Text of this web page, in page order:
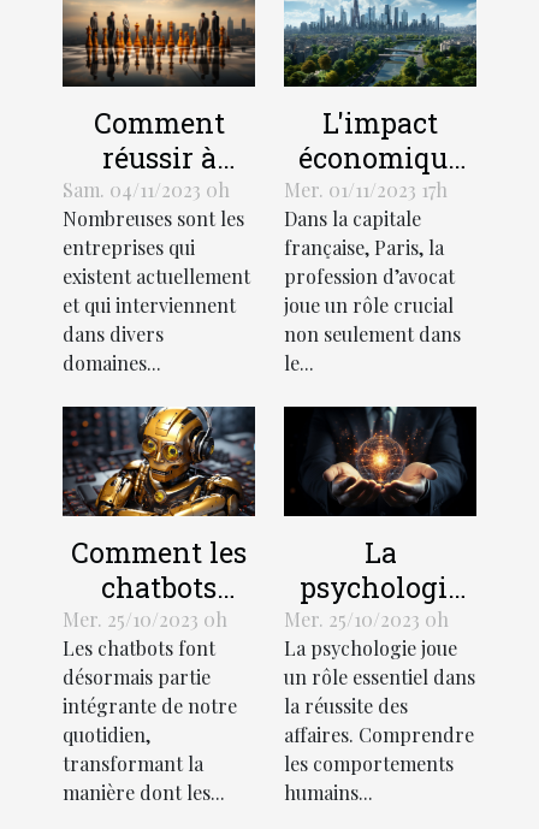
Comment
réussir à
démarquer
votre
entreprise de
la
concurrence ?
Sam. 04/11/2023 0h
Nombreuses sont les
entreprises qui
existent actuellement
et qui interviennent
dans divers
domaines...
L'impact
économique
de la
profession
d'avocat à
Paris
Mer. 01/11/2023 17h
Dans la capitale
française, Paris, la
profession d’avocat
joue un rôle crucial
non seulement dans
le...
Comment les
chatbots
transforment-
ils
l'économie?
Mer. 25/10/2023 0h
Les chatbots font
désormais partie
intégrante de notre
quotidien,
transformant la
manière dont les...
La
psychologie
de l'efficacité
en affaires
Mer. 25/10/2023 0h
La psychologie joue
un rôle essentiel dans
la réussite des
affaires. Comprendre
les comportements
humains...